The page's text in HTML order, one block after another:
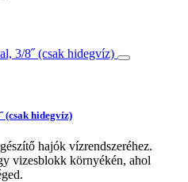
(csak hidegvíz)
hajók vízrendszeréhez.
vizesblokk környékén, ahol